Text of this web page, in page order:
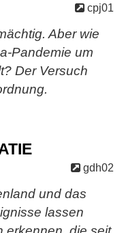
cpj01
Aber wie
Pandemie um
Der Versuch
gdh02
und das
lassen